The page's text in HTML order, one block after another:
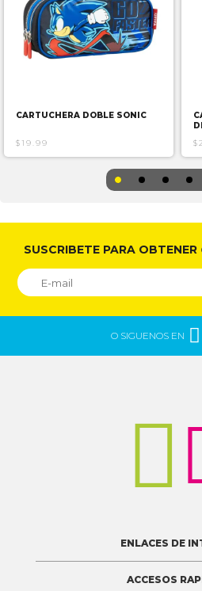
CARTUCHERA DOBLE SONIC
$19.99
SUSCRIBETE PARA OBTENER
O SIGUENOS EN 

ENLACES DE
ACCESOS